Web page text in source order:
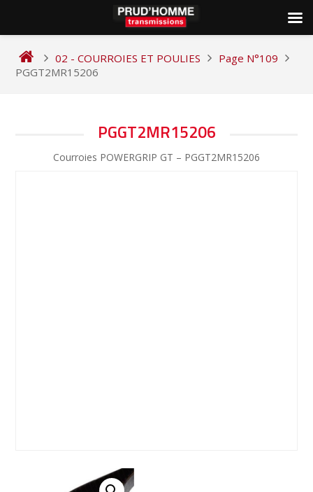
content
02 - COURROIES ET POULIES
Page N°109
PGGT2MR15206
PGGT2MR15206
Courroies POWERGRIP GT – PGGT2MR15206